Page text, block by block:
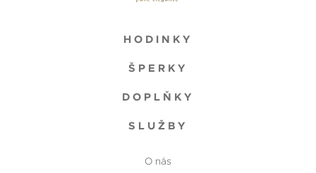
HODINKY
ŠPERKY
DOPLŇKY
SLUŽBY
O nás